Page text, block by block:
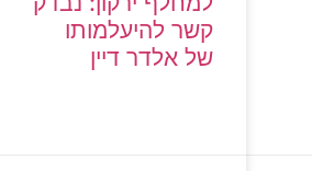
קשר להיעלמותו
של אלדר דיין